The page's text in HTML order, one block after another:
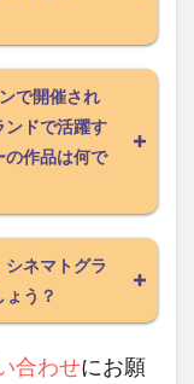
で開催され
ンドで活躍す
の作品は何で
ネマトグラ
う？
合わせにお願